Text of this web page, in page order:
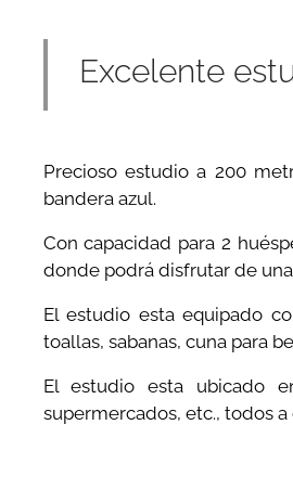
Excelente
Precioso estudio a 200
bandera azul.
Con capacidad para 2
donde podrá disfrutar de
El estudio esta equipado
toallas, sabanas, cuna para
El estudio esta ubicado
supermercados, etc., todos